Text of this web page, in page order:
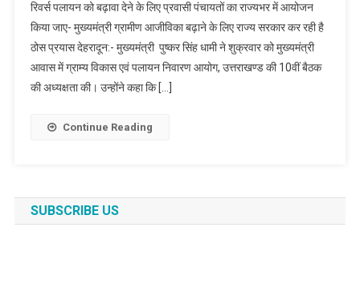
रिवर्स पलायन को बढ़ावा देने के लिए प्रवासी पंचायतों का राज्यभर में आयोजन
किया जाए- मुख्यमंत्री ग्रामीण आजीविका बढ़ाने के लिए राज्य सरकार कर रही है
ठोस प्रयास देहरादून:- मुख्यमंत्री पुष्कर सिंह धामी ने शुक्रवार को मुख्यमंत्री
आवास में ग्राम्य विकास एवं पलायन निवारण आयोग, उत्तराखण्ड की 10वीं बैठक
की अध्यक्षता की। उन्होंने कहा कि […]
Continue Reading
SUBSCRIBE US